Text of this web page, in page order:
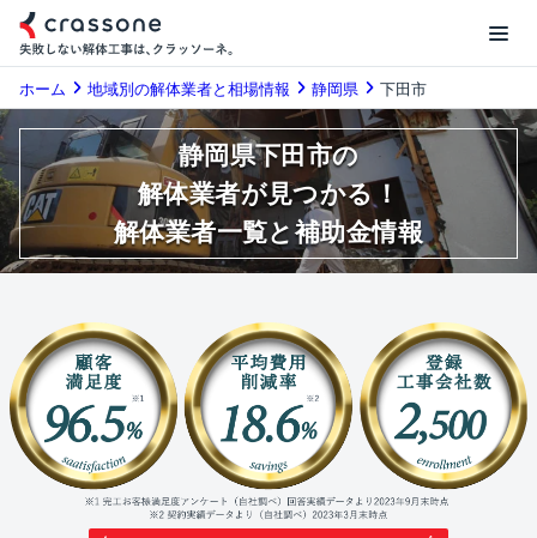
ホーム 地域別の解体業者と相場情報 静岡県 下田市
静岡県下田市の
解体業者が見つかる！
解体業者一覧と補助金情報